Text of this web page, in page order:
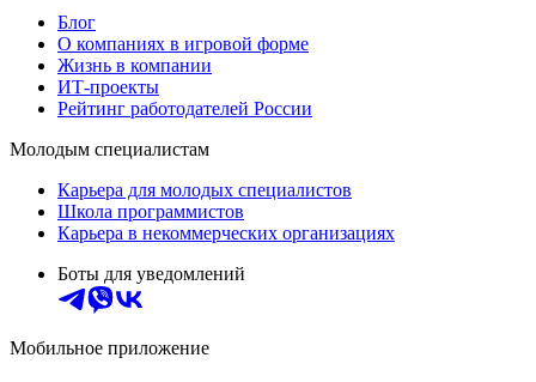
Блог
О компаниях в игровой форме
Жизнь в компании
ИТ-проекты
Рейтинг работодателей России
Молодым специалистам
Карьера для молодых специалистов
Школа программистов
Карьера в некоммерческих организациях
Боты для уведомлений
Мобильное приложение